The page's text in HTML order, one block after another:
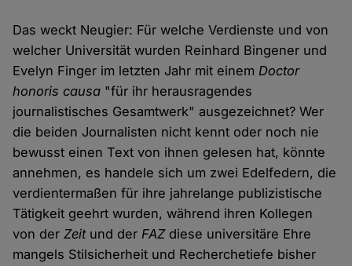
Das weckt Neugier: Für welche Verdienste und von
welcher Universität wurden Reinhard Bingener und
Evelyn Finger im letzten Jahr mit einemDoctor
honoris causa "für ihr herausragendes
journalistisches Gesamtwerk" ausgezeichnet? Wer
die beiden Journalisten nicht kennt oder noch nie
bewusst einen Text von ihnen gelesen hat, könnte
annehmen, es handele sich um zwei Edelfedern, die
verdientermaßen für ihre jahrelange publizistische
Tätigkeit geehrt wurden, während ihren Kollegen
von derZeit und derFAZdiese universitäre Ehre
mangels Stilsicherheit und Recherchetiefe bisher